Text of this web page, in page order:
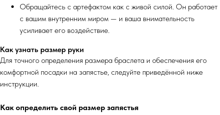
Обращайтесь с артефактом как с живой силой. Он работает
с вашим внутренним миром — и ваша внимательность
усиливает его воздействие.
Как узнать размер руки
Для точного определения размера браслета и обеспечения его
комфортной посадки на запястье, следуйте приведённой ниже
инструкции.
Как определить свой размер запястья